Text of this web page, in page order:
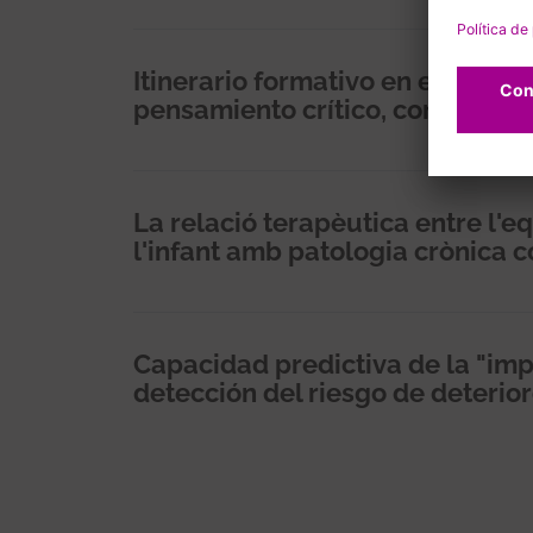
Itinerario formativo en
pensamiento crítico,
La relació terapèutica entre
l'infant amb patologia crònica
Capacidad predictiva de la
detección del riesgo de